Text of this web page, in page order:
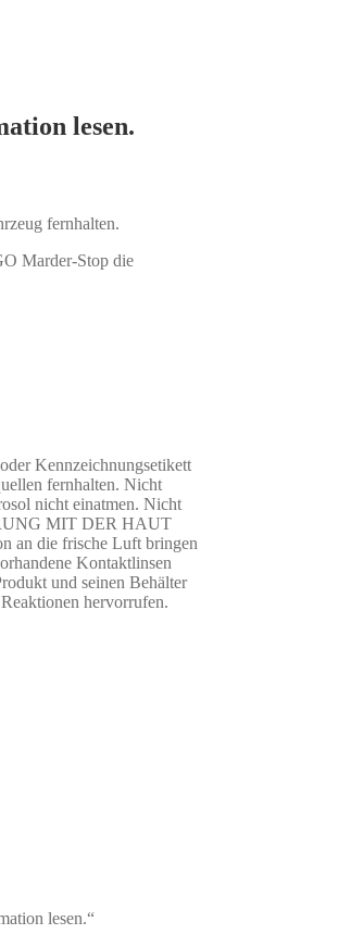
lesen.
fernhalten.
Marder-Stop die
Kennzeichnungsetikett
fernhalten. Nicht
nicht einatmen. Nicht
MIT DER HAUT
an die frische Luft bringen
Kontaktlinsen
und seinen Behälter
hervorrufen.
lesen.“